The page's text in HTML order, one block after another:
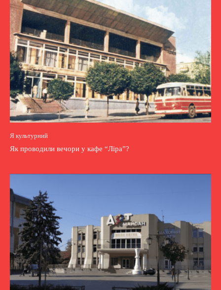
Я культурний
Як проводили вечори у кафе “Ліра”?